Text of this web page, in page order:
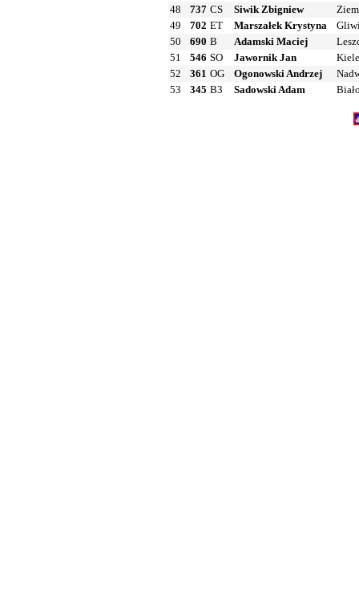
48
737 CS Siwik Zbigniew
49
702 ET Marszałek Krystyna
50
690 B Adamski Maciej
51
546 SO Jawornik Jan
52
361 OG Ogonowski Andrzej
53
345 B3 Sadowski Adam